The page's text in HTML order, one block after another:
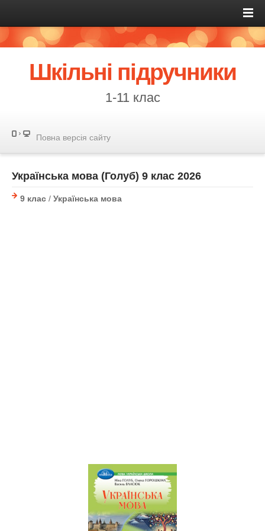
Шкільні підручники
1-11 клас
Повна версія сайту
Українська мова (Голуб) 9 клас 2026
9 клас / Українська мова